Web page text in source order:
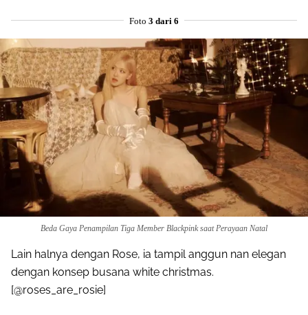
Foto 3 dari 6
Beda Gaya Penampilan Tiga Member Blackpink saat Perayaan Natal
Lain halnya dengan Rose, ia tampil anggun nan elegan
dengan konsep busana white christmas.
[@roses_are_rosie]